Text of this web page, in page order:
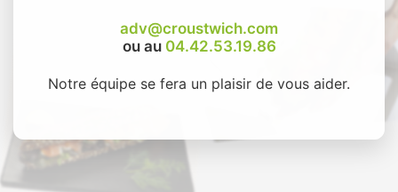
adv@croustwich.com
ou au 04.42.53.19.86
Notre équipe se fera un plaisir de vous aider.